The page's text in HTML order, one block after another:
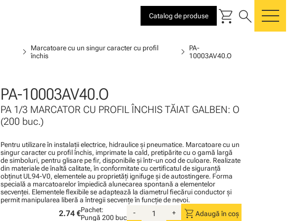
Catalog de produse shopping_cart search
chevron_rightMarcatoare cu un singur caracter cu profil
închis
chevron_right
PA-
10003AV40.O
PA-10003AV40.O
PA 1/3 MARCATOR CU PROFIL ÎNCHIS TĂIAT GALBEN: O
(200 buc.)
Pentru utilizare în instalaţii electrice, hidraulice şi pneumatice. Marcatoare cu un
singur caracter cu profil închis, imprimate la cald, pretipărite cu o gamă largă
de simboluri, pentru glisare pe fir, disponibile şi într-un cod de culoare. Realizate
din materiale de înaltă calitate, în conformitate cu certificatul de siguranţă
obţinut UL94-V0, elementele au proprietăţi ignifuge şi de autostingere. Forma
specială a marcatoarelor împiedică alunecarea spontană a elementelor
secvenţei. Elementele flexibile se adaptează la diametrul fiecărui conductor şi
permit manipularea liberă a întregii secvenţe în funcţie de nevoi.
2.74 €Pachet:
Pungă 200 buc
- + shopping_cart Adaugă în coș